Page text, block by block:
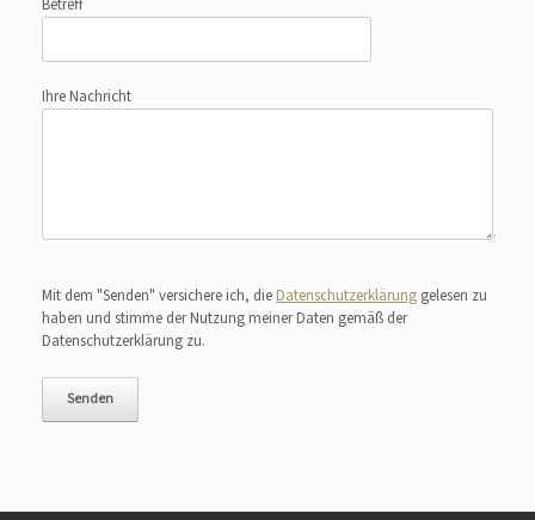
Betreff
Ihre Nachricht
Mit dem "Senden" versichere ich, die Datenschutzerklärung gelesen zu
haben und stimme der Nutzung meiner Daten gemäß der
Datenschutzerklärung zu.